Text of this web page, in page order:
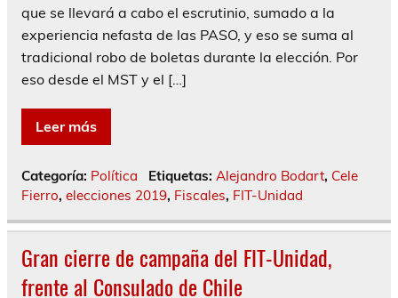
que se llevará a cabo el escrutinio, sumado a la
experiencia nefasta de las PASO, y eso se suma al
tradicional robo de boletas durante la elección. Por
eso desde el MST y el […]
Leer más
Categoría: Política Etiquetas: Alejandro Bodart, Cele
Fierro, elecciones 2019, Fiscales, FIT-Unidad
Gran cierre de campaña del FIT-Unidad,
frente al Consulado de Chile